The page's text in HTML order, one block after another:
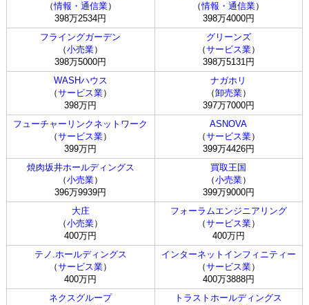
（情報・通信業）
398万2534円
（情報・通信業）
398万4000円
フライングガーデン
（小売業）
398万5000円
グリーンズ
（サービス業）
398万5131円
WASHハウス
（サービス業）
398万円
ナガホリ
（卸売業）
397万7000円
フューチャーリンクネットワーク
（サービス業）
399万円
ASNOVA
（サービス業）
399万4426円
焼肉坂井ホールディングス
（小売業）
396万9939円
買取王国
（小売業）
399万9000円
大庄
（小売業）
400万円
フォーラムエンジニアリング
（サービス業）
400万円
テノ.ホールディングス
（サービス業）
400万円
インターネットインフィニティー
（サービス業）
400万3888円
ネクスグループ
トラストホールディングス